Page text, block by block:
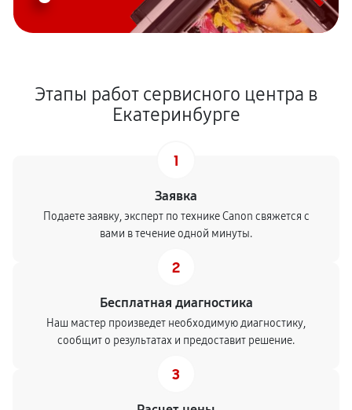
Этапы работ сервисного центра в
Екатеринбурге
1
Заявка
Подаете заявку, эксперт по технике Canon свяжется с
вами в течение одной минуты.
2
Бесплатная диагностика
Наш мастер произведет необходимую диагностику,
сообщит о результатах и предоставит решение.
3